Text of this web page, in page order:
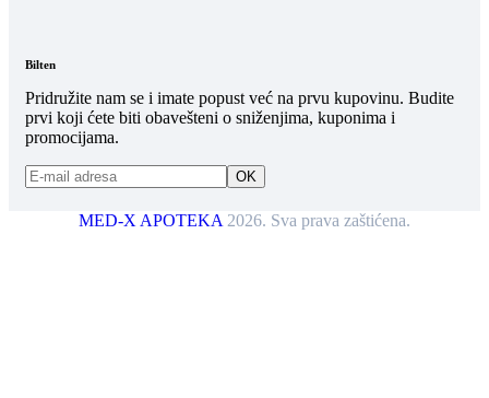
Bilten
Pridružite nam se i imate popust već na prvu kupovinu. Budite
prvi koji ćete biti obavešteni o sniženjima, kuponima i
promocijama.
MED-X APOTEKA 2026. Sva prava zaštićena.